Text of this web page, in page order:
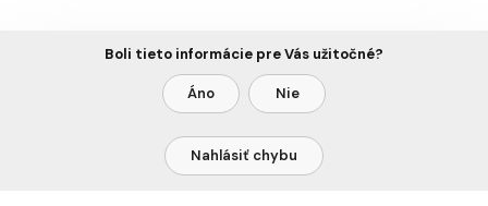
Boli tieto informácie pre Vás užitočné?
Áno Nie
Nahlásiť chybu